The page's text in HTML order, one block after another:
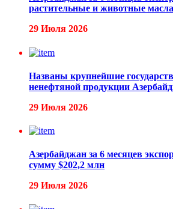
растительные и животные
29 Июля 2026
Названы крупнейшие
ненефтяной продукции
29 Июля 2026
Азербайджан за 6 месяцев
сумму $202,2 млн
29 Июля 2026